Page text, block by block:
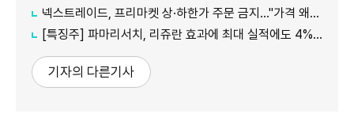
넥스트레이드, 프리마켓 상·하한가 주문 금지…"가격 왜곡 방지"
[특징주] 파마리서치, 리쥬란 효과에 최대 실적에도 4%대 약세
기자의 다른기사